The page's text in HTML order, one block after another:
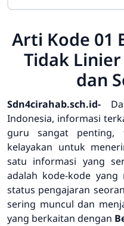
Arti Kode 01
Tidak
dan
Sdn4cirahab.sch.id-
Indonesia, informasi
guru sangat penting,
kelayakan untuk
satu informasi yang
adalah kode-kode
status pengajaran
sering muncul dan
yang berkaitan dengan